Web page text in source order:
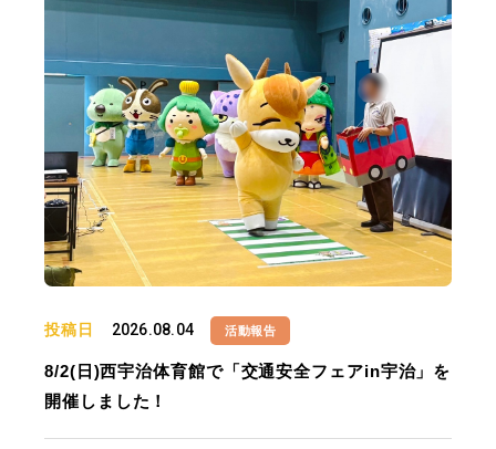
投稿日 2026.08.04 活動報告
8/2(日)西宇治体育館で「交通安全フェアin宇治」を
開催しました！